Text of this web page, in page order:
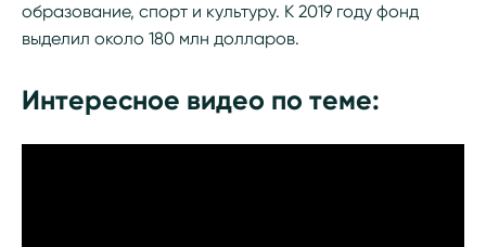
образование, спорт и культуру. К 2019 году фонд
выделил около 180 млн долларов.
Интересное видео по теме: